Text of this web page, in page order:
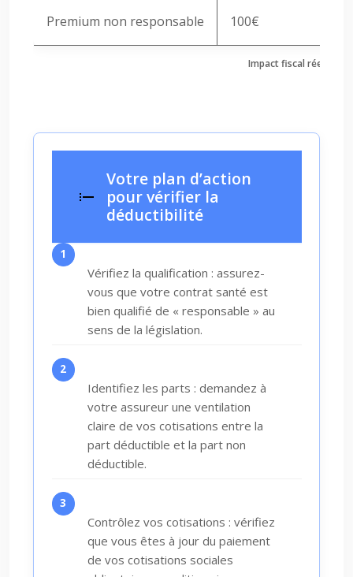
Impact fiscal réel
Premium non responsable 100€
Votre plan d’action
pour vérifier la
déductibilité
Vérifiez la qualification : assurez-
vous que votre contrat santé est
bien qualifié de « responsable » au
sens de la législation.
Identifiez les parts : demandez à
votre assureur une ventilation
claire de vos cotisations entre la
part déductible et la part non
déductible.
Contrôlez vos cotisations : vérifiez
que vous êtes à jour du paiement
de vos cotisations sociales